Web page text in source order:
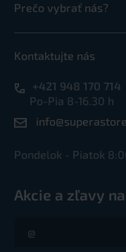
Prečo vybrať nás?
Kontaktujte nás
+421 948 170 714
Po-Pia 8-16.30 h
Pondelok - Piatok
Akcie a zľavy
Akcie a zľavy na váš e-